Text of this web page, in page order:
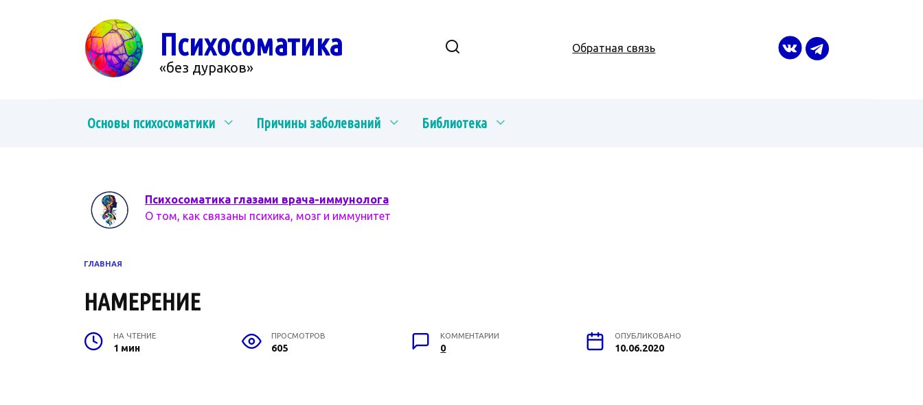
Психосоматика
«без дураков»
Обратная связь
Основы психосоматики Причины заболеваний Библиотека
Психосоматика глазами врача-иммунолога
О том, как связаны психика, мозг и иммунитет
ГЛАВНАЯ
НАМЕРЕНИЕ
НА ЧТЕНИЕ
1 мин
ПРОСМОТРОВ
605
КОММЕНТАРИИ
0
ОПУБЛИКОВАНО
10.06.2020